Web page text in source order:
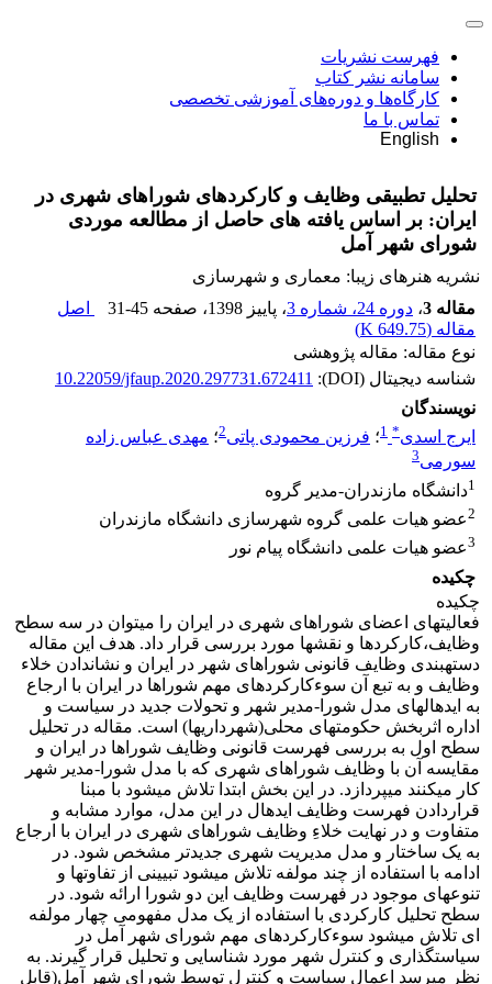
فهرست نشریات
سامانه نشر کتاب
کارگاه‌ها و دوره‌های آموزشی تخصصی
تماس با ما
English
تحلیل تطبیقی وظایف و کارکردهای شوراهای شهری در
ایران: بر اساس یافته های حاصل از مطالعه موردی
شورای شهر آمل
نشریه هنرهای زیبا: معماری و شهرسازی
مقاله 3
، دوره 24، شماره 3 ، پاییز 1398 ، صفحه 31-45
اصل
مقاله (649.75 K
)
نوع مقاله: مقاله پژوهشی
شناسه دیجیتال (DOI):
10.22059/jfaup.2020.297731.672411
نویسندگان
ایرج اسدی*
1؛ فرزین محمودی پاتی2؛ مهدی عباس زاده
سورمی3
1دانشگاه مازندران-مدیر گروه
2عضو هیات علمی گروه شهرسازی دانشگاه مازندران
3عضو هیات علمی دانشگاه پیام نور
چکیده
چکیده
فعالیت‏های اعضای شوراهای شهری در ایران را می‏توان در سه سطح
وظایف،کارکردها و نقش‏ها مورد بررسی قرار داد. هدف این مقاله
دسته‏بندی وظایف قانونی شوراهای شهر در ایران و نشان‏دادن خلاء‏
وظایف و به تبع آن سوء‏کارکردهای مهم شوراها در ایران با ارجاع
به ایده‏ال‏های مدل شورا-مدیر شهر و تحولات جدید در سیاست و
اداره اثربخش حکومت‏های محلی(شهرداری‏ها) است. مقاله در تحلیل
سطح اول به بررسی فهرست قانونی وظایف شوراها در ایران و
مقایسه آن با وظایف شوراهای شهری که با مدل شورا-مدیر شهر
کار می‏کنند می‏پردازد. در این بخش ابتدا تلاش می‏شود با مبنا
قرار‏دادن فهرست وظایف ایده‎ال در این مدل، موارد مشابه و
متفاوت و در نهایت خلاءِ ‏وظایف شوراهای شهری در ایران با ارجاع
به یک ساختار و مدل مدیریت شهری جدیدتر مشخص شود. در
ادامه با استفاده از چند مولفه تلاش می‏شود تبیینی از تفاوت‏ها و
تنوع‏های موجود در فهرست وظایف این دو شورا ارائه شود. در
سطح تحلیل کارکردی با استفاده از یک مدل مفهومی چهار مولفه
‏ای تلاش می‏شود سوءکارکردهای مهم شورای شهر آمل در
سیاستگذاری و کنترل شهر مورد شناسایی و تحلیل قرار گیرند. به
نظر می‏رسد اعمال سیاست و کنترل توسط شورای شهر آمل(قابل‏